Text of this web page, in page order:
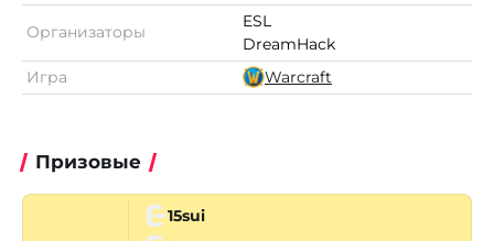
Организаторы
ESL
DreamHack
Игра
Warcraft
Призовые
15sui